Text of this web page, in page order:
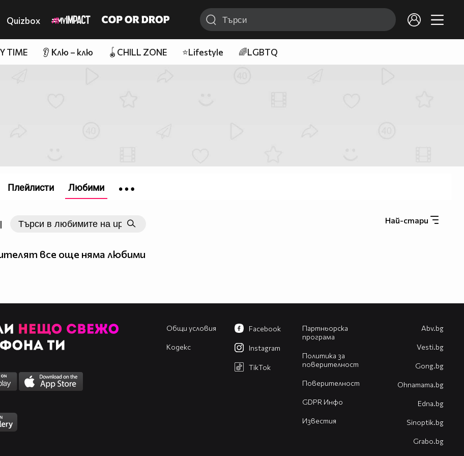
Quizbox
TIME 👂 Клю – клю 🪀CHILL ZONE ⭐Lifestyle 🌈LGBTQ
| Най-стари
все още няма любими
Плейлисти Любими
Общи условия
Кодекс
Партньорска
програма
Политика за
поверителност
Поверителност
GDPR Инфо
Известия
Facebook
Instagram
TikTok
Abv.bg
Vesti.bg
Gong.bg
Оhnamama.bg
Edna.bg
Sinoptik.bg
Grabo.bg